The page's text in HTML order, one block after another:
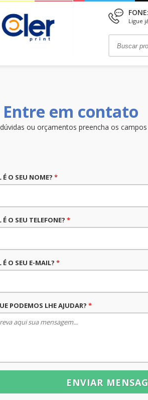
Ligue
Entre em contato
ou orçamentos preencha os
É O SEU NOME? *
É O SEU TELEFONE? *
É O SEU E-MAIL? *
PODEMOS LHE AJUDAR? *
ENVIAR